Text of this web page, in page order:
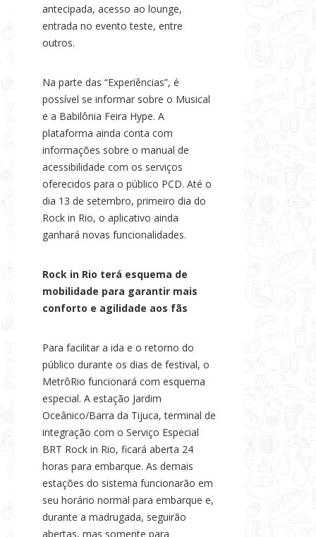
antecipada, acesso ao lounge,
entrada no evento teste, entre
outros.
Na parte das “Experiências”, é
possível se informar sobre o Musical
e a Babilônia Feira Hype. A
plataforma ainda conta com
informações sobre o manual de
acessibilidade com os serviços
oferecidos para o público PCD. Até o
dia 13 de setembro, primeiro dia do
Rock in Rio, o aplicativo ainda
ganhará novas funcionalidades.
Rock in Rio terá esquema de
mobilidade para garantir mais
conforto e agilidade aos fãs
Para facilitar a ida e o retorno do
público durante os dias de festival, o
MetrôRio funcionará com esquema
especial. A estação Jardim
Oceânico/Barra da Tijuca, terminal de
integração com o Serviço Especial
BRT Rock in Rio, ficará aberta 24
horas para embarque. As demais
estações do sistema funcionarão em
seu horário normal para embarque e,
durante a madrugada, seguirão
abertas, mas somente para